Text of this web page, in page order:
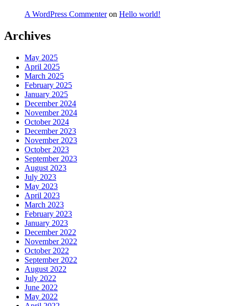
A WordPress Commenteron Hello world!
Archives
May 2025
April 2025
March 2025
February 2025
January 2025
December 2024
November 2024
October 2024
December 2023
November 2023
October 2023
September 2023
August 2023
July 2023
May 2023
April 2023
March 2023
February 2023
January 2023
December 2022
November 2022
October 2022
September 2022
August 2022
July 2022
June 2022
May 2022